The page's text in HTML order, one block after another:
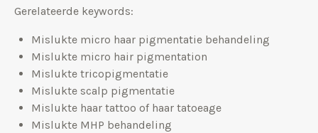
Gerelateerde keywords:
Mislukte micro haar pigmentatie behandeling
Mislukte micro hair pigmentation
Mislukte tricopigmentatie
Mislukte scalp pigmentatie
Mislukte haar tattoo of haar tatoeage
Mislukte MHP behandeling